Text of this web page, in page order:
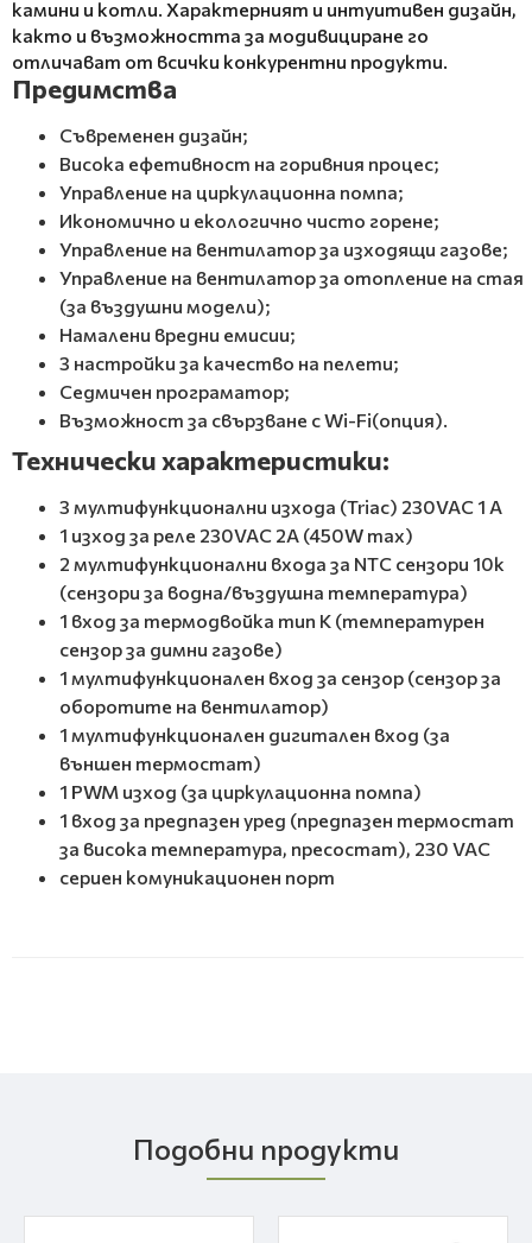
камини и котли. Характерният и интуитивен дизайн,
както и възможността за модивициране го
отличават от всички конкурентни продукти.
Предимства
Съвременен дизайн;
Висока ефетивност на горивния процес;
Управление на циркулационна помпа;
Икономично и екологично чисто горене;
Управление на вентилатор за изходящи газове;
Управление на вентилатор за отопление на стая
(за въздушни модели);
Намалени вредни емисии;
3 настройки за качество на пелети;
Седмичен програматор;
Възможност за свързване с Wi-Fi(опция).
Технически характеристики:
3 мултифункционални изхода (Triac) 230VAC 1 A
1 изход за реле 230VAC 2A (450W max)
2 мултифункционални входа за NTC сензори 10k
(сензори за водна/въздушна температура)
1 вход за термодвойка тип K (температурен
сензор за димни газове)
1 мултифункционален вход за сензор (сензор за
оборотите на вентилатор)
1 мултифункционален дигитален вход (за
външен термостат)
1 PWM изход (за циркулационна помпа)
1 вход за предпазен уред (предпазен термостат
за висока температура, пресостат), 230 VAC
сериен комуникационен порт
Подобни продукти